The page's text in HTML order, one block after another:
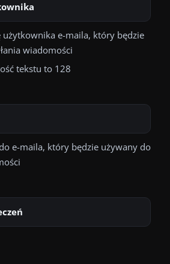
użytkownika e-maila, który będzie
wiadomości
tekstu to 128
e-maila, który będzie używany do